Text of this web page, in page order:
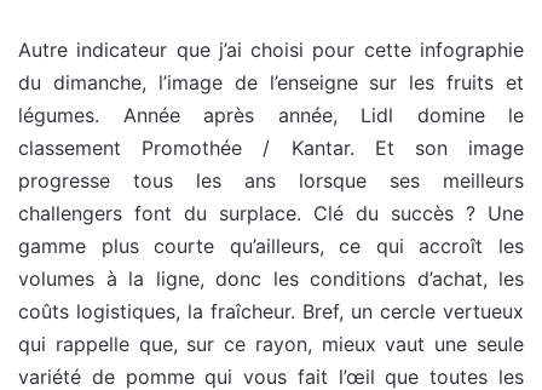
Autre indicateur que j’ai choisi pour cette infographie
du dimanche, l’image de l’enseigne sur les fruits et
légumes. Année après année, Lidl domine le
classement Promothée / Kantar. Et son image
progresse tous les ans lorsque ses meilleurs
challengers font du surplace. Clé du succès ? Une
gamme plus courte qu’ailleurs, ce qui accroît les
volumes à la ligne, donc les conditions d’achat, les
coûts logistiques, la fraîcheur. Bref, un cercle vertueux
qui rappelle que, sur ce rayon, mieux vaut une seule
variété de pomme qui vous fait l’œil que toutes les